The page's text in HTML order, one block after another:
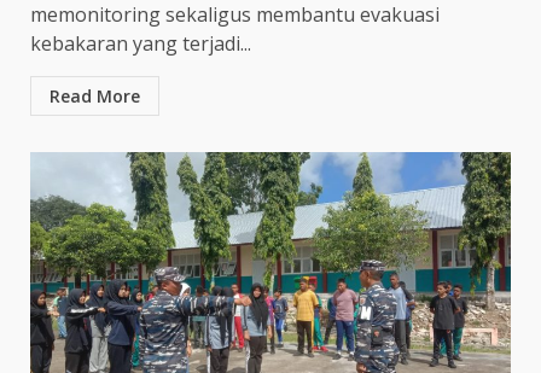
memonitoring sekaligus membantu evakuasi
kebakaran yang terjadi...
Read More